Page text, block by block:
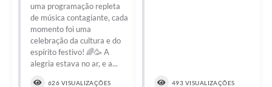
uma programação repleta
de música contagiante, cada
momento foi uma
celebração da cultura e do
espírito festivo! 🌈🥳 A
alegria estava no ar, e a...
626 VISUALIZAÇÕES 493 VISUALIZAÇÕES